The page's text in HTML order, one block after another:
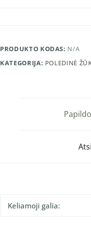
PRODUKTO KODAS: N/A
KATEGORIJA: POLEDINĖ
Keliamoji galia: